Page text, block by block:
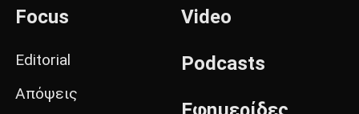
Focus
Editorial
Απόψεις
Video
Podcasts